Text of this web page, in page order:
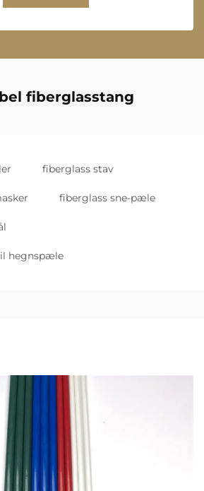
fiberglasstang
fiberglass stav
fiberglass sne-pæle
hegnspæle